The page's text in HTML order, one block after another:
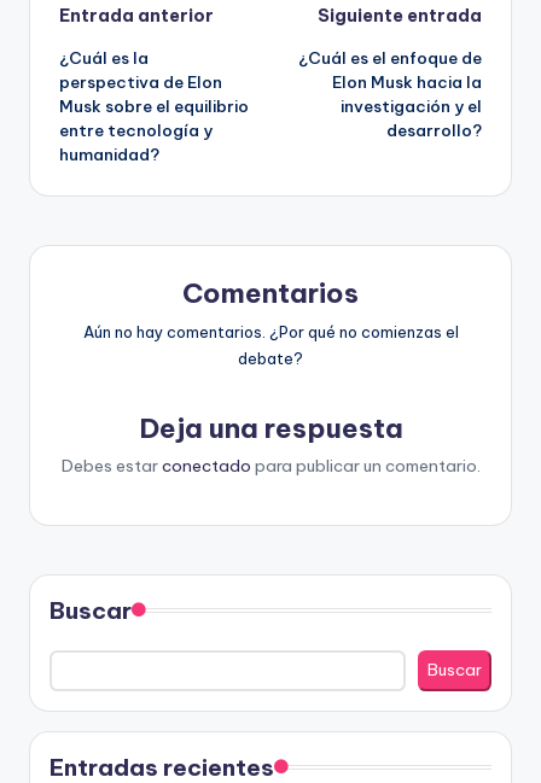
Navegación
de
entradas
Entrada anterior
¿Cuál es la
perspectiva de Elon
Musk sobre el equilibrio
entre tecnología y
humanidad?
Siguiente entrada
¿Cuál es el enfoque de
Elon Musk hacia la
investigación y el
desarrollo?
Comentarios
Aún no hay comentarios. ¿Por qué no comienzas el
debate?
Deja una respuesta
Debes estarconectado para publicar un comentario.
Buscar
Buscar
Entradas recientes